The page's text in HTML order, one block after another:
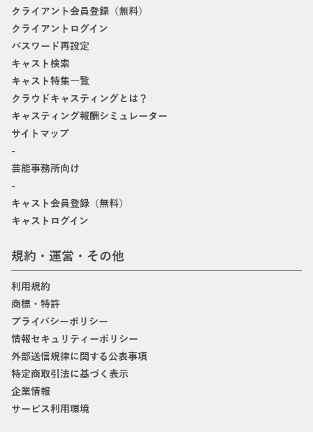
クライアント会員登録（無料）
クライアントログイン
パスワード再設定
キャスト検索
キャスト特集一覧
クラウドキャスティングとは？
キャスティング報酬シミュレーター
サイトマップ
-
芸能事務所向け
-
キャスト会員登録（無料）
キャストログイン
規約・運営・その他
利用規約
商標・特許
プライバシーポリシー
情報セキュリティーポリシー
外部送信規律に関する公表事項
特定商取引法に基づく表示
企業情報
サービス利用環境